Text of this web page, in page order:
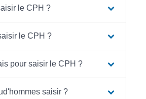
le CPH ?
le CPH ?
pour saisir le CPH ?
saisir ?